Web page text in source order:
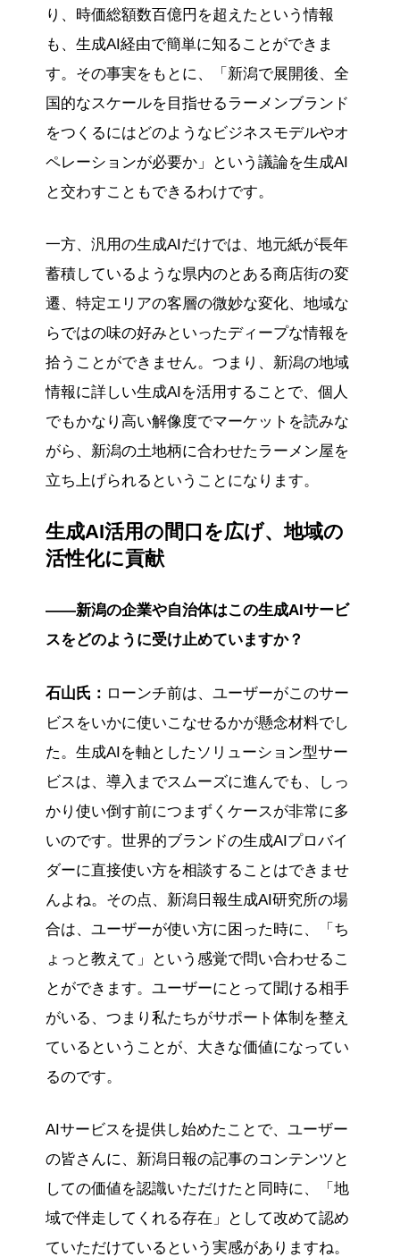
り、時価総額数百億円を超えたという情報
も、生成AI経由で簡単に知ることができま
す。その事実をもとに、「新潟で展開後、全
国的なスケールを目指せるラーメンブランド
をつくるにはどのようなビジネスモデルやオ
ペレーションが必要か」という議論を生成AI
と交わすこともできるわけです。
一方、汎用の生成AIだけでは、地元紙が長年
蓄積しているような県内のとある商店街の変
遷、特定エリアの客層の微妙な変化、地域な
らではの味の好みといったディープな情報を
拾うことができません。つまり、新潟の地域
情報に詳しい生成AIを活用することで、個人
でもかなり高い解像度でマーケットを読みな
がら、新潟の土地柄に合わせたラーメン屋を
立ち上げられるということになります。
生成AI活用の間口を広げ、地域の
活性化に貢献
――新潟の企業や自治体はこの生成AIサービ
スをどのように受け止めていますか？
石山氏： ローンチ前は、ユーザーがこのサー
ビスをいかに使いこなせるかが懸念材料でし
た。生成AIを軸としたソリューション型サー
ビスは、導入までスムーズに進んでも、しっ
かり使い倒す前につまずくケースが非常に多
いのです。世界的ブランドの生成AIプロバイ
ダーに直接使い方を相談することはできませ
んよね。その点、新潟日報生成AI研究所の場
合は、ユーザーが使い方に困った時に、「ち
ょっと教えて」という感覚で問い合わせるこ
とができます。ユーザーにとって聞ける相手
がいる、つまり私たちがサポート体制を整え
ているということが、大きな価値になってい
るのです。
AIサービスを提供し始めたことで、ユーザー
の皆さんに、新潟日報の記事のコンテンツと
しての価値を認識いただけたと同時に、「地
域で伴走してくれる存在」として改めて認め
ていただけているという実感がありますね。